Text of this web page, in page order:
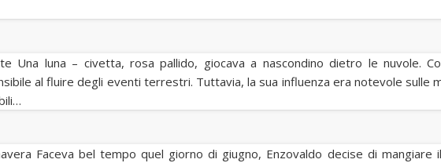
Una luna – civetta, rosa pallido, giocava a nascondino dietro le nuvole.
al fluire degli eventi terrestri. Tuttavia, la sua influenza era notevole sulle
Faceva bel tempo quel giorno di giugno, Enzovaldo decise di mangiare